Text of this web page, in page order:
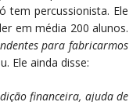
tem percussionista. Ele
em média 200 alunos.
para fabricarmos
Ele ainda disse:
financeira, ajuda de